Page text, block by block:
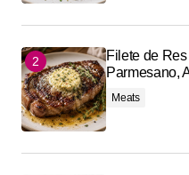
Filete de
Parmesano,
Meats